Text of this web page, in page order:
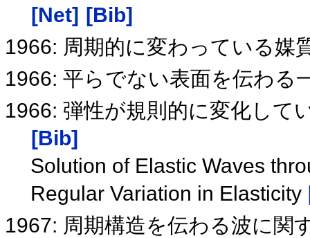
[Net] [Bib]
1966: 周期的に変わっている媒
1966: 平らでない表面を伝わる
1966: 弾性が規則的に変化して
[Bib]
Solution of Elastic Waves
Regular Variation in Elasticity
1967: 周期構造を伝わる波に関